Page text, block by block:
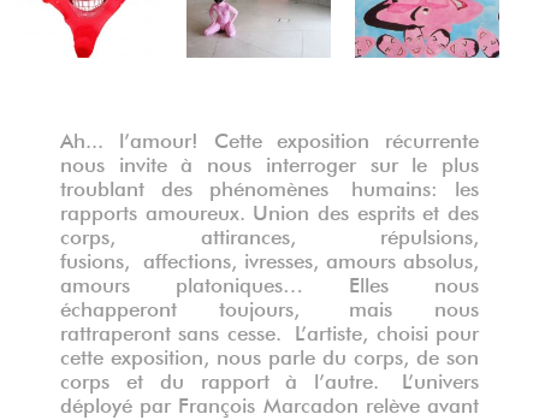
Ah... l’amour! Cette exposition récurrente
nous invite à nous interroger sur le plus
troublant des phénomènes humains: les
rapports amoureux. Union des esprits et des
corps, attirances, répulsions,
fusions, affections, ivresses, amours absolus,
amours platoniques… Elles nous
échapperont toujours, mais nous
rattraperont sans cesse. L’artiste, choisi pour
cette exposition, nous parle du corps, de son
corps et du rapport à l’autre. L’univers
déployé par François Marcadon relève avant